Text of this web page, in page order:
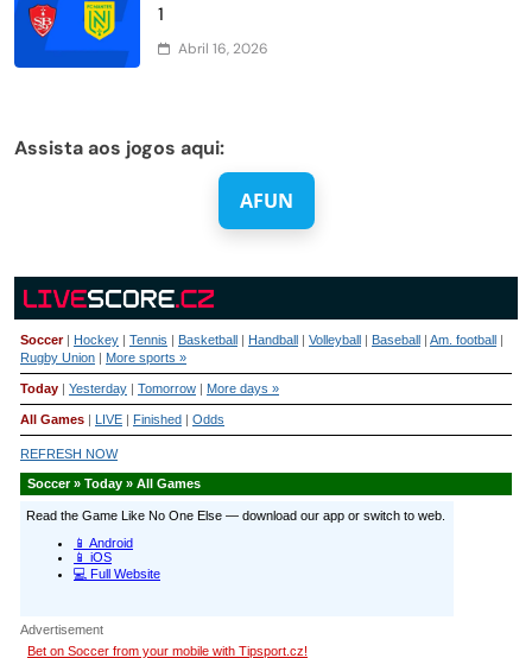
1
Abril 16, 2026
Assista aos jogos aqui:
AFUN